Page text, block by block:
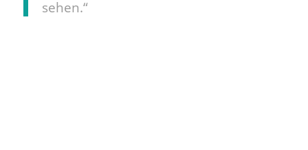
sehen.“